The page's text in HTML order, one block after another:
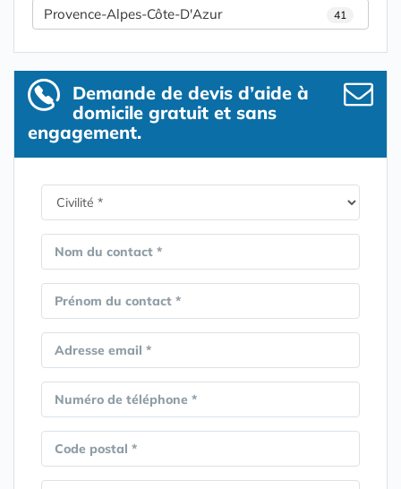
Provence-Alpes-Côte-D'Azur 41
Demande de devis d’aide à
domicile gratuit et sans
engagement.
Nom du contact *
Prénom du contact *
Adresse email *
Numéro de téléphone *
Code postal *